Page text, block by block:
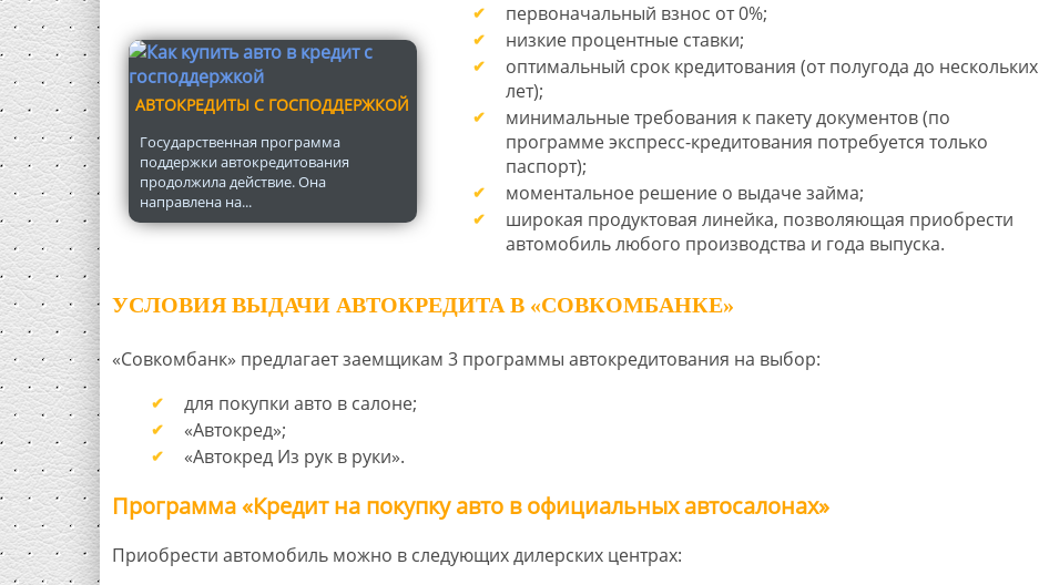
АВТОКРЕДИТЫ С ГОСПОДДЕРЖКОЙ
Государственная программа
поддержки автокредитования
продолжила действие. Она
направлена на...
первоначальный взнос от 0%;
низкие процентные ставки;
оптимальный срок кредитования (от полугода до нескольких
лет);
минимальные требования к пакету документов (по
программе экспресс-кредитования потребуется только
паспорт);
моментальное решение о выдаче займа;
широкая продуктовая линейка, позволяющая приобрести
автомобиль любого производства и года выпуска.
УСЛОВИЯ ВЫДАЧИ АВТОКРЕДИТА В «СОВКОМБАНКЕ»
«Совкомбанк» предлагает заемщикам 3 программы автокредитования на выбор:
для покупки авто в салоне;
«Автокред»;
«Автокред Из рук в руки».
Программа «Кредит на покупку авто в официальных автосалонах»
Приобрести автомобиль можно в следующих дилерских центрах: